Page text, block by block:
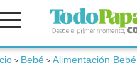
> Bebé > Alimentación Bebé